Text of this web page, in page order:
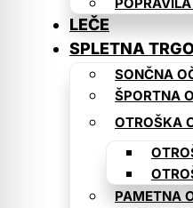
LEČE
SPLETNA
SONČNA
ŠPORTNA
OTROŠKA
PAMETNA